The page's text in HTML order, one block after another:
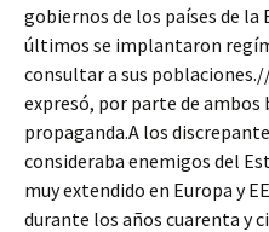
gobiernos de los países de la
últimos se implantaron
consultar a sus
expresó, por parte de ambos
propaganda.A los
consideraba enemigos del
muy extendido en Europa y
durante los años cuarenta y